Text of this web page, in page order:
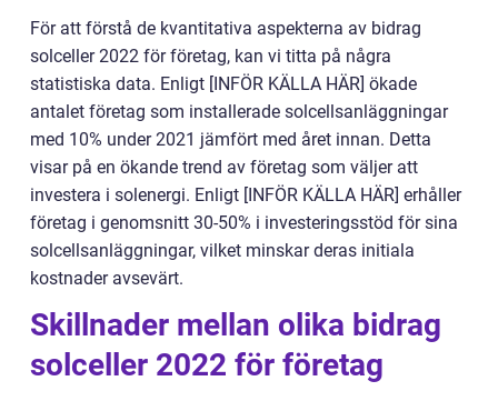
För att förstå de kvantitativa aspekterna av bidrag
solceller 2022 för företag, kan vi titta på några
statistiska data. Enligt [INFÖR KÄLLA HÄR] ökade
antalet företag som installerade solcellsanläggningar
med 10% under 2021 jämfört med året innan. Detta
visar på en ökande trend av företag som väljer att
investera i solenergi. Enligt [INFÖR KÄLLA HÄR] erhåller
företag i genomsnitt 30-50% i investeringsstöd för sina
solcellsanläggningar, vilket minskar deras initiala
kostnader avsevärt.
Skillnader mellan olika bidrag
solceller 2022 för företag